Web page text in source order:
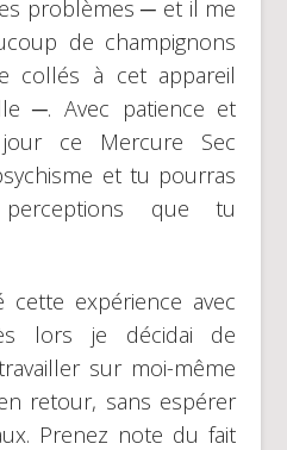
problèmes ─ et il me
de champignons
collés à cet appareil
─. Avec patience et
ce Mercure Sec
et tu pourras
que tu
cette expérience avec
lors je décidai de
sur moi-même
retour, sans espérer
Prenez note du fait